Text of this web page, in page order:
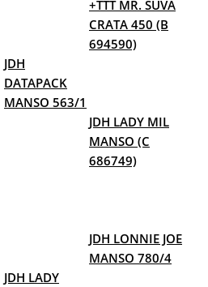
+TTT MR. SUVA
CRATA 450 (B
694590)
JDH
DATAPACK
MANSO 563/1
JDH LADY MIL
MANSO (C
686749)
JDH LONNIE JOE
MANSO 780/4
JDH LADY